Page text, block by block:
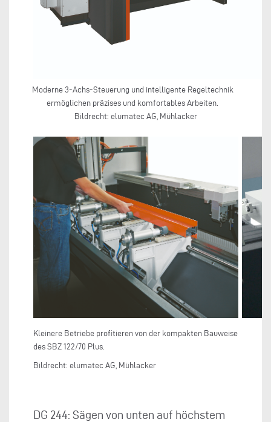
Moderne 3-Achs-Steuerung und intelligente Regeltechnik
ermöglichen präzises und komfortables Arbeiten.
Bildrecht: elumatec AG, Mühlacker
Kleinere Betriebe profitieren von der kompakten Bauweise
des SBZ 122/70 Plus.
Bildrecht: elumatec AG, Mühlacker
DG 244: Sägen von unten auf höchstem